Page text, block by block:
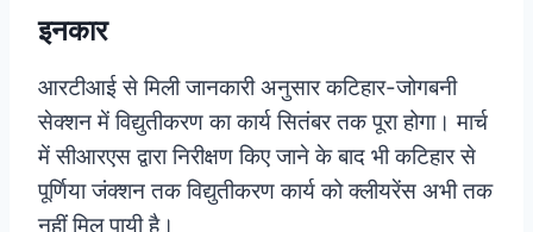
इनकार
आरटीआई से मिली जानकारी अनुसार कटिहार-जोगबनी
सेक्शन में विद्युतीकरण का कार्य सितंबर तक पूरा होगा। मार्च
में सीआरएस द्वारा निरीक्षण किए जाने के बाद भी कटिहार से
पूर्णिया जंक्शन तक विद्युतीकरण कार्य को क्लीयरेंस अभी तक
नहीं मिल पायी है।